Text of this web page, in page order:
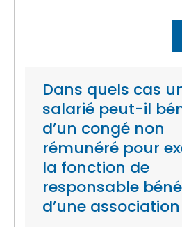
Dans quels cas
salarié peut-il
d’un congé non
rémunéré pour
la fonction de
responsable
d’une association